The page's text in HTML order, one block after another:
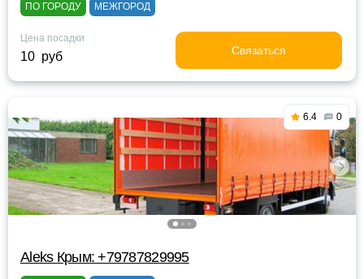
ПО ГОРОДУ МЕЖГОРОД
Цена посадки
10 руб Связаться
6.4 0
Aleks Крым: +79787829995